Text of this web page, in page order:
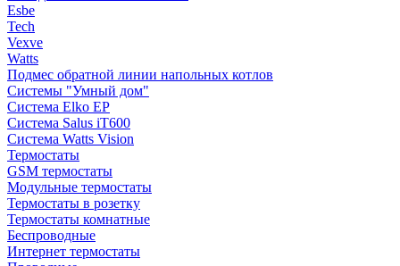
Esbe
Tech
Vexve
Watts
Подмес обратной линии напольных котлов
Системы "Умный дом"
Система Elko EP
Система Salus iT600
Система Watts Vision
Термостаты
GSM термостаты
Модульные термостаты
Термостаты в розетку
Термостаты комнатные
Беспроводные
Интернет термостаты